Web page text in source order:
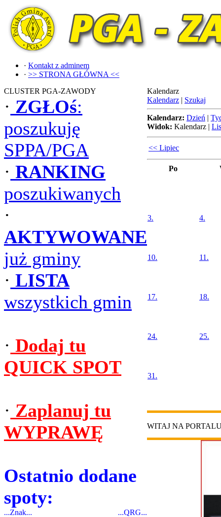
· Kontakt z adminem
· >> STRONA GŁÓWNA <<
CLUSTER PGA-ZAWODY
· ZGŁOś:
poszukuję
SPPA/PGA
· RANKING
poszukiwanych
·
AKTYWOWANE
już gminy
· LISTA
wszystkich gmin
· Dodaj tu
QUICK SPOT
· Zaplanuj tu
WYPRAWĘ
Ostatnio dodane
spoty:
...Znak... ...QRG...
Kalendarz
Kalendarz | Szukaj
Kalendarz: Dzień |
Widok: Kalendarz |
<< Lipiec
Po
3. 4.
10. 11.
17. 18.
24. 25.
31.
WITAJ NA